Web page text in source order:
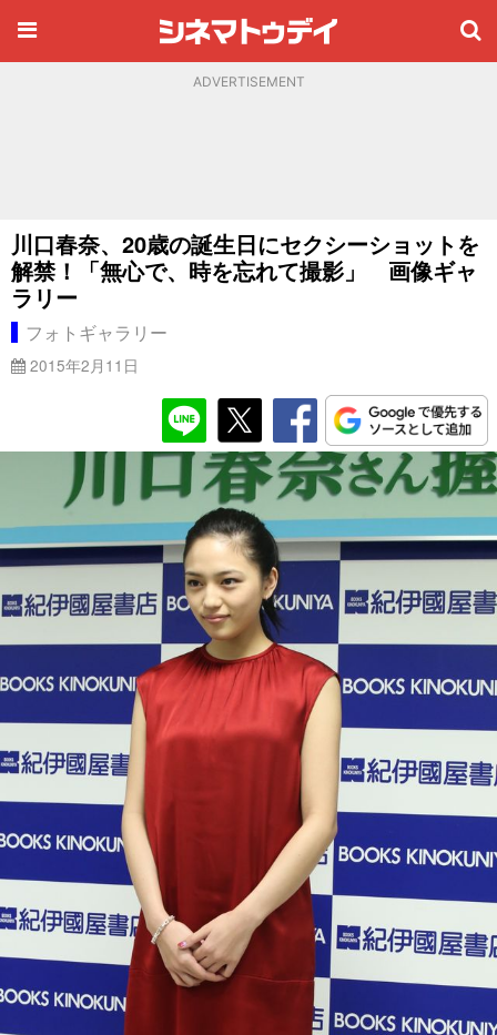
ADVERTISEMENT
川口春奈、20歳の誕生日にセクシーショットを
解禁！「無心で、時を忘れて撮影」 画像ギャ
ラリー
フォトギャラリー
2015年2月11日